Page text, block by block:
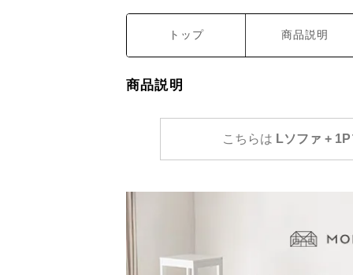
トップ 商品説明
商品説明
こちらは Lソファ +